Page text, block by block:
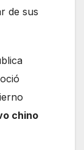
de sus
chino